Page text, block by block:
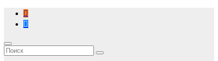
Перейти
содержимому